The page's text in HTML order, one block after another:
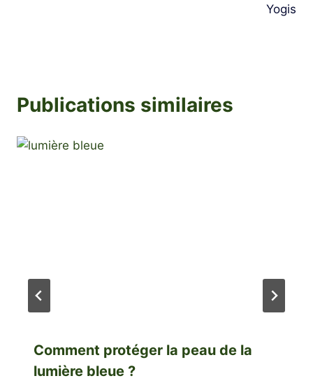
Yogis
Publications similaires
Comment protéger la peau de la
lumière bleue ?